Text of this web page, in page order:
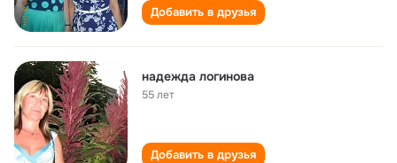
Добавить в друзья
надежда логинова
55 лет
Добавить в друзья